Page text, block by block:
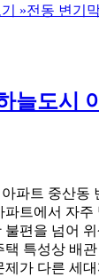
»전동 변기
늘도시
파트 중산동
트에서 자주
편을 넘어
특성상 배
가 다른 세